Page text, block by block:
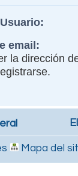
email:
la dirección
Mapa del